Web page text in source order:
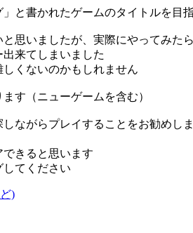
と書かれたゲームのタイトルを目
思いましたが、実際にやってみたら
来てしまいました
くないのかもしれません
す（ニューゲームを含む）
ながらプレイすることをお勧めし
きると思います
てください
)